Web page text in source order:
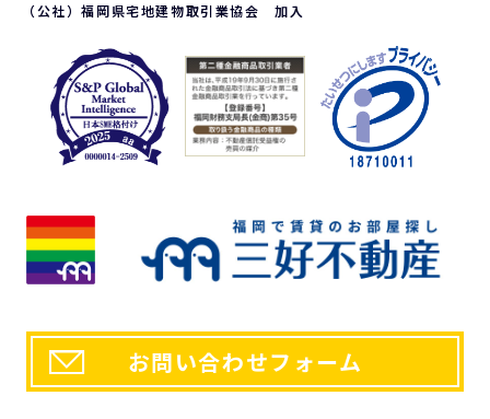
（公社）福岡県宅地建物取引業協会 加入
お問い合わせフォーム